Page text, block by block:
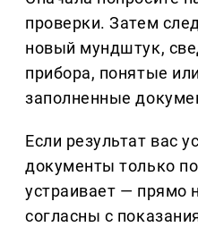
проверки. Затем
новый мундштук,
прибора, понятые
заполненные
Если результат вас
документы только
устраивает — прямо
согласны с